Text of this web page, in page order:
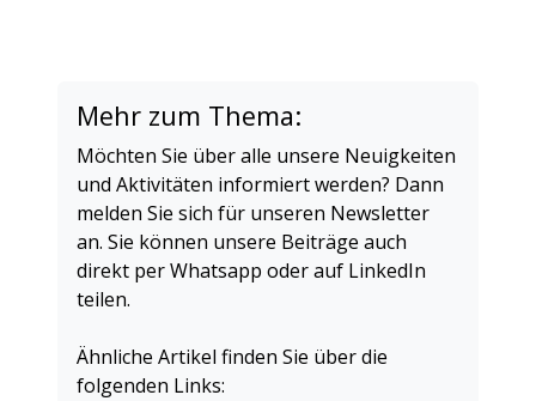
Mehr zum Thema:
Möchten Sie über alle unsere Neuigkeiten
und Aktivitäten informiert werden? Dann
melden Sie sich für unseren Newsletter
an. Sie können unsere Beiträge auch
direkt per Whatsapp oder auf LinkedIn
teilen.
Ähnliche Artikel finden Sie über die
folgenden Links: